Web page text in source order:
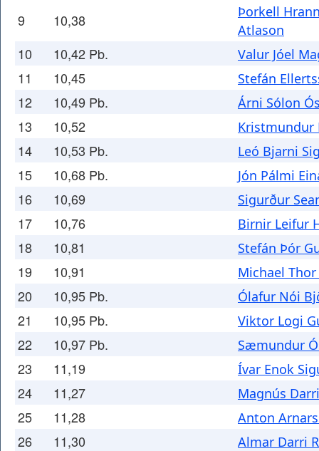
9 10,38
Þorkell
Atlason
10 10,42 Pb. Valur Jóel
11 10,45 Stefán
12 10,49 Pb. Árni Sólon
13 10,52 Kristmundur
14 10,53 Pb. Leó Bjarni
15 10,68 Pb. Jón Pálmi
16 10,69 Sigurður
17 10,76 Birnir Leifur
18 10,81 Stefán Þór
19 10,91 Michael
20 10,95 Pb. Ólafur Nói
21 10,95 Pb. Viktor Logi
22 10,97 Pb. Sæmundur
23 11,19 Ívar Enok
24 11,27 Magnús
25 11,28 Anton
26 11,30 Almar Darri